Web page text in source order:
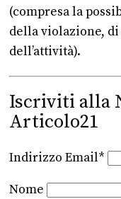
(compresa la
della violazione,
dell’attività).
Iscriviti alla
Articolo21
Indirizzo Email*
Nome